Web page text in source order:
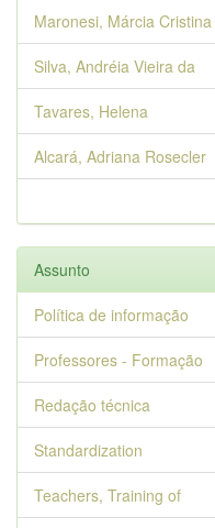
Maronesi, Márcia
Silva, Andréia Vieira da
Tavares, Helena
Alcará, Adriana Rosecler
Assunto
Política de informação
Professores - Formação
Redação técnica
Standardization
Teachers, Training of